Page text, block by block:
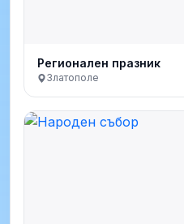
Регионален празник
Златополе